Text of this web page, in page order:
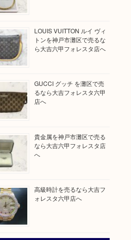
LOUIS VUITTON ルイ ヴィ
トンを神戸市灘区で売るな
ら大吉六甲フォレスタ店へ
GUCCI グッチ を灘区で売
るなら大吉フォレスタ六甲
店へ
貴金属を神戸市灘区で売る
なら大吉六甲フォレスタ店
へ
高級時計を売るなら大吉フ
ォレスタ六甲店へ